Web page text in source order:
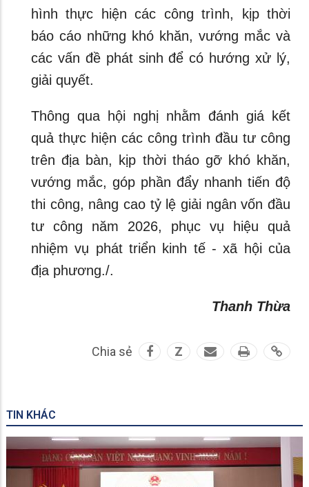
hình thực hiện các công trình, kịp thời
báo cáo những khó khăn, vướng mắc và
các vấn đề phát sinh để có hướng xử lý,
giải quyết.
Thông qua hội nghị nhằm đánh giá kết
quả thực hiện các công trình đầu tư công
trên địa bàn, kịp thời tháo gỡ khó khăn,
vướng mắc, góp phần đẩy nhanh tiến độ
thi công, nâng cao tỷ lệ giải ngân vốn đầu
tư công năm 2026, phục vụ hiệu quả
nhiệm vụ phát triển kinh tế - xã hội của
địa phương./.
Thanh Thừa
Chia sẻ Z
TIN KHÁC